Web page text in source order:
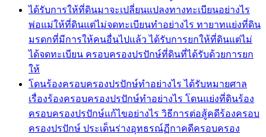
ได้รับการให้ที่ดินมาจะเปลี่ยนแปลงทางทะเบียนอย่างไร
พ่อแม่ให้ที่ดินแต่ไม่จดทะเบียนทำอย่างไร ทายาทแย่งที่ดิน
มรดกที่มีการให้คนอื่นไปแล้ว ได้รับการยกให้ที่ดินแต่ไม่
ได้จดทะเบียน ครอบครองปรปักษ์ที่ดินที่ได้รับด้วยการยก
ให้
โดนร้องครอบครองปรปักษ์ทำอย่างไร ได้รับหมายศาล
เรื่องร้องครอบครองปรปักษ์ทำอย่างไร โดนแย่งที่ดินร้อง
ครอบครองปรปักษ์แก้ไขอย่างไร วิธีการต่อสู้คดีร้องครอบ
ครองปรปักษ์ ประเด็นร่างอุทธรณ์ฏีกาคดีครอบครอง